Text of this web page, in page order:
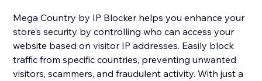
Mega Country by IP Blocker helps you enhance your
store’s security by controlling who can access your
website based on visitor IP addresses. Easily block
traffic from specific countries, preventing unwanted
visitors, scammers, and fraudulent activity. With just a